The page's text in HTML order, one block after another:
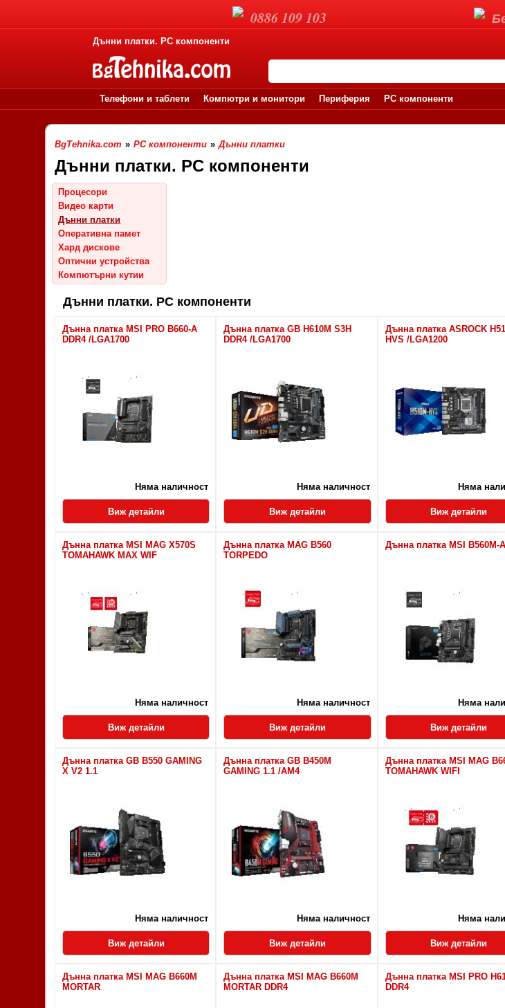
Дънни платки. PC компоненти
Телефони и таблети Компютри и монитори Периферия PC компоненти
BgTehnika.com » PC компоненти » Дънни платки
Дънни платки. PC компоненти
Процесори
Видео карти
Дънни платки
Оперативна памет
Хард дискове
Оптични устройства
Компютърни кутии
Дънни платки. PC компоненти
Дънна платка MSI PRO B660-A
DDR4 /LGA1700
Няма наличност
Виж детайли
Дънна платка GB H610M S3H
DDR4 /LGA1700
Няма наличност
Виж детайли
Дънна платка ASROCK
HVS /LGA1200
Няма
Виж детайли
Дънна платка MSI MAG X570S
TOMAHAWK MAX WIF
Няма наличност
Виж детайли
Дънна платка MAG B560
TORPEDO
Няма наличност
Виж детайли
Дънна платка MSI B560M-
Няма
Виж детайли
Дънна платка GB B550 GAMING
X V2 1.1
Няма наличност
Виж детайли
Дънна платка GB B450M
GAMING 1.1 /AM4
Няма наличност
Виж детайли
Дънна платка MSI MAG
TOMAHAWK WIFI
Няма
Виж детайли
Дънна платка MSI MAG B660M
MORTAR
Дънна платка MSI MAG B660M
MORTAR DDR4
Дънна платка MSI PRO
DDR4
0886 109 103